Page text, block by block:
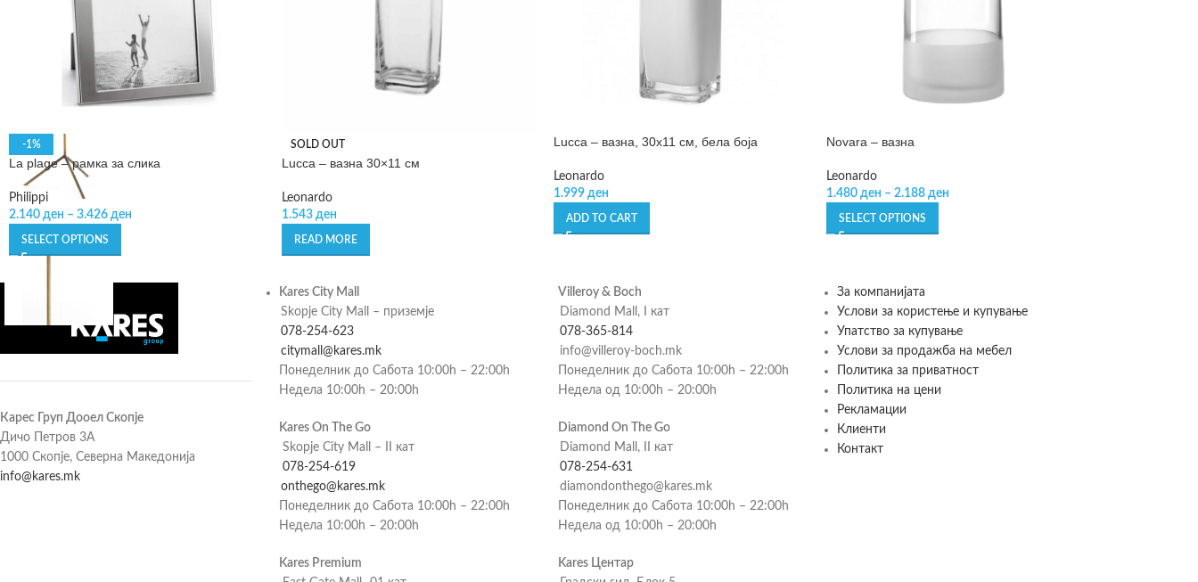
-1%
La plage – рамка за слика
Philippi
2.140 ден – 3.426 ден
SELECT OPTIONS
SOLD OUT
Lucca – вазна 30×11 см
Leonardo
1.543 ден
READ MORE
Lucca – вазна, 30х11 см, бела боја
Leonardo
1.999 ден
ADD TO CART
Novara – вазна
Leonardo
1.480 ден – 2.188 ден
SELECT OPTIONS
Карес Груп Дооел Скопје
Дичо Петров 3А
1000 Скопје, Северна Македонија
info@kares.mk
Kares City Mall
Skopje City Mall – приземје
078-254-623
citymall@kares.mk
Понеделник до Сабота 10:00h – 22:00h
Недела 10:00h – 20:00h
Kares On The Go
Skopje City Mall – II кат
078-254-619
onthego@kares.mk
Понеделник до Сабота 10:00h – 22:00h
Недела 10:00h – 20:00h
Kares Premium
Villeroy & Boch
Diamond Mall, I кат
078-365-814
info@villeroy-boch.mk
Понеделник до Сабота 10:00h – 22:00h
Недела од 10:00h – 20:00h
Diamond On The Go
Diamond Mall, II кат
078-254-631
diamondonthego@kares.mk
Понеделник до Сабота 10:00h – 22:00h
Недела од 10:00h – 20:00h
Kares Центар
За компанијата
Услови за користење и купување
Упатство за купување
Услови за продажба на мебел
Политика за приватност
Политика на цени
Рекламации
Клиенти
Контакт